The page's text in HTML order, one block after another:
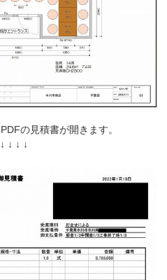
の見積書が開きます。
↓ ↓ ↓